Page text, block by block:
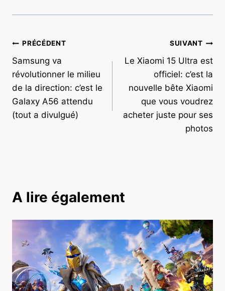
Navigation
de
l’article
PRÉCÉDENT
Samsung va
révolutionner le milieu
de la direction: c’est le
Galaxy A56 attendu
(tout a divulgué)
SUIVANT
Le Xiaomi 15 Ultra est
officiel: c’est la
nouvelle bête Xiaomi
que vous voudrez
acheter juste pour ses
photos
A lire également